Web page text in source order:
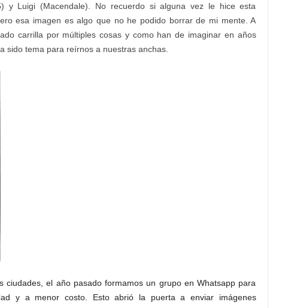
y Luigi (Macendale). No recuerdo si alguna vez le hice esta
esa imagen es algo que no he podido borrar de mi mente. A
carrilla por múltiples cosas y como han de imaginar en años
sido tema para reírnos a nuestras anchas.
ciudades, el año pasado formamos un grupo en Whatsapp para
y a menor costo. Esto abrió la puerta a enviar imágenes